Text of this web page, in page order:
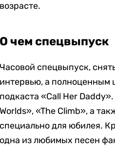
возрасте.
О чем спецвыпуск
Часовой спецвыпуск,
интервью, а полноценным
подкаста «Call Her
Worlds», «The Climb», а
специально для юбилея.
одна из любимых песен